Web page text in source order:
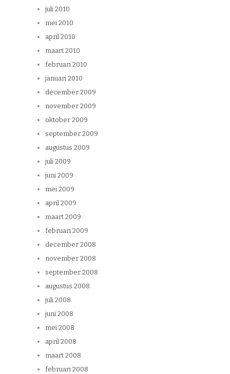
juli 2010
mei 2010
april 2010
maart 2010
februari 2010
januari 2010
december 2009
november 2009
oktober 2009
september 2009
augustus 2009
juli 2009
juni 2009
mei 2009
april 2009
maart 2009
februari 2009
december 2008
november 2008
september 2008
augustus 2008
juli 2008
juni 2008
mei 2008
april 2008
maart 2008
februari 2008